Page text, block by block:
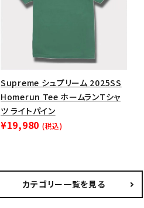
Supreme シュプリーム 2025SS
Homerun Tee ホームランTシャ
ツ ライトパイン
¥19,980 (税込)
カテゴリー一覧を見る